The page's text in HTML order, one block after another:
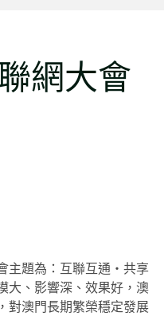
網大會
主題為：互聯互通‧共享
、影響深、效果好，澳
對澳門長期繁榮穩定發展
智
知